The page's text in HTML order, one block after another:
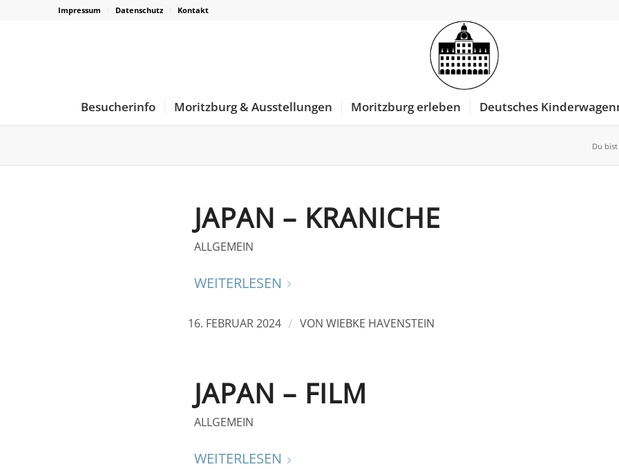
Impressum Datenschutz Kontakt
Besucherinfo Moritzburg & Ausstellungen Moritzburg erleben Deutsches
Du
JAPAN – KRANICHE
ALLGEMEIN
WEITERLESEN
16. FEBRUAR 2024 / VON WIEBKE HAVENSTEIN
JAPAN – FILM
ALLGEMEIN
WEITERLESEN